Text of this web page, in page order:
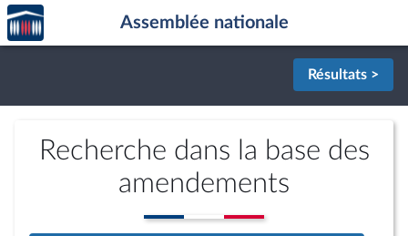
Aller au contenu
Aller en bas de la page
Accèder
à la
page
Assemblée nationale
Résultats >
Recherche dans la base des
amendements